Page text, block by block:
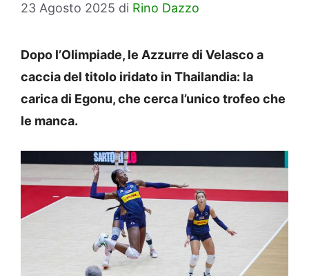
23 Agosto 2025 di Rino Dazzo
Dopo l’Olimpiade, le Azzurre di Velasco a
caccia del titolo iridato in Thailandia: la
carica di Egonu, che cerca l’unico trofeo che
le manca.